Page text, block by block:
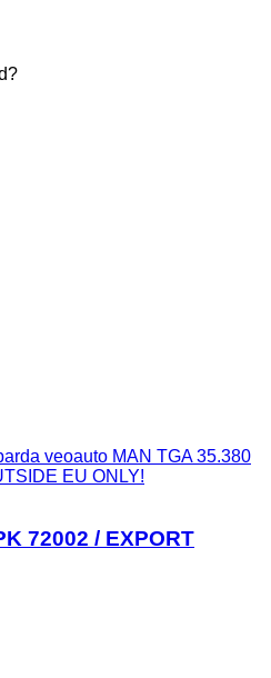
veoauto MAN TGA 35.380
EU ONLY!
72002 / EXPORT